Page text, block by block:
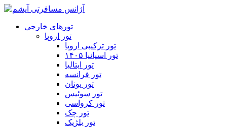
تورهای خارجی
تور اروپا
تور ترکیبی اروپا
تور اسپانیا ۱۴۰۵
تور ایتالیا
تور فرانسه
تور یونان
تور سوئیس
تور کرواسی
تور چک
تور بلژیک